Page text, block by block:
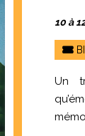
10 à
Un